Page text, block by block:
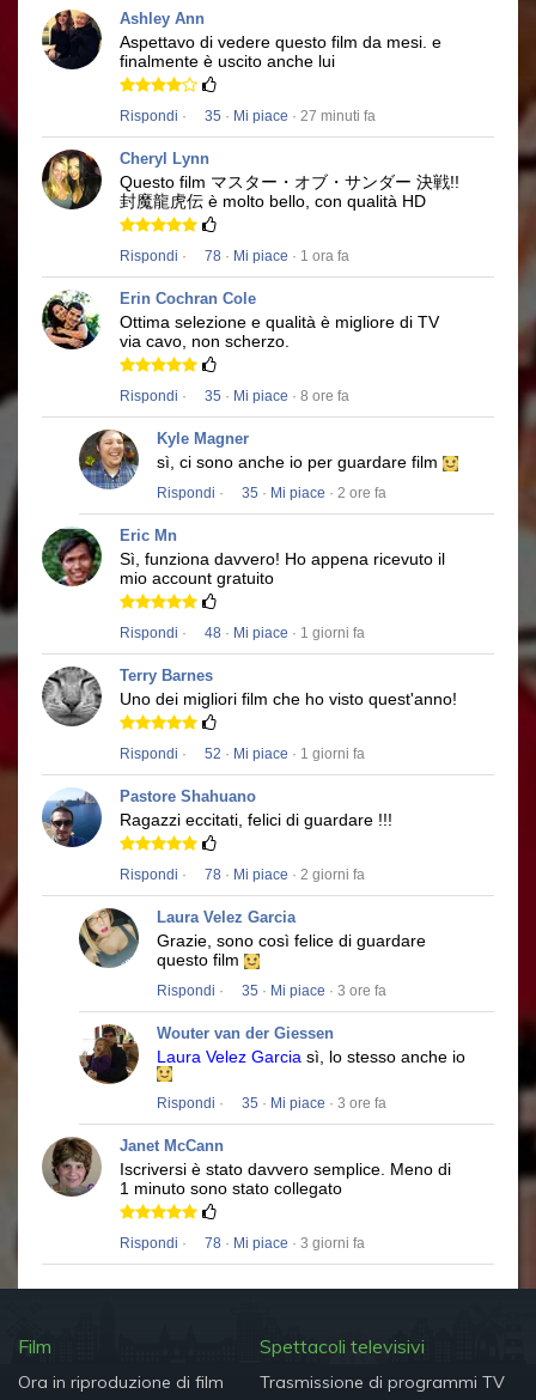
Ashley Ann
Aspettavo di vedere questo film da mesi. e
finalmente è uscito anche lui
Rispondi · 35 · Mi piace · 27 minuti fa
Cheryl Lynn
Questo film マスター・オブ・サンダー 決戦!!
封魔龍虎伝 è molto bello, con qualità HD
Rispondi · 78 · Mi piace · 1 ora fa
Erin Cochran Cole
Ottima selezione e qualità è migliore di TV
via cavo, non scherzo.
Rispondi · 35 · Mi piace · 8 ore fa
Kyle Magner
sì, ci sono anche io per guardare film
Rispondi · 35 · Mi piace · 2 ore fa
Eric Mn
Sì, funziona davvero! Ho appena ricevuto il
mio account gratuito
Rispondi · 48 · Mi piace · 1 giorni fa
Terry Barnes
Uno dei migliori film che ho visto quest'anno!
Rispondi · 52 · Mi piace · 1 giorni fa
Pastore Shahuano
Ragazzi eccitati, felici di guardare !!!
Rispondi · 78 · Mi piace · 2 giorni fa
Laura Velez Garcia
Grazie, sono così felice di guardare
questo film
Rispondi · 35 · Mi piace · 3 ore fa
Wouter van der Giessen
Laura Velez Garcia sì, lo stesso anche io
Rispondi · 35 · Mi piace · 3 ore fa
Janet McCann
Iscriversi è stato davvero semplice. Meno di
1 minuto sono stato collegato
Rispondi · 78 · Mi piace · 3 giorni fa
Film
Ora in riproduzione di film
Spettacoli televisivi
Trasmissione di programmi TV